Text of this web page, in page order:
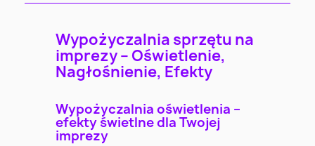
Wypożyczalnia sprzętu na
imprezy – Oświetlenie,
Nagłośnienie, Efekty
Wypożyczalnia oświetlenia –
efekty świetlne dla Twojej
imprezy